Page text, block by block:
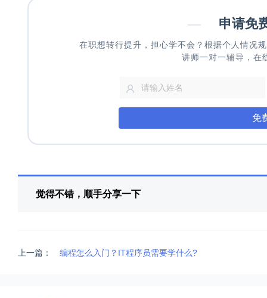
— 申请免
在职想转行提升，担心学不会？根据个人情况
讲师一对一辅导，在
免
觉得不错，顺手分享一下
上一篇： 编程怎么入门？IT程序员需要学什么?